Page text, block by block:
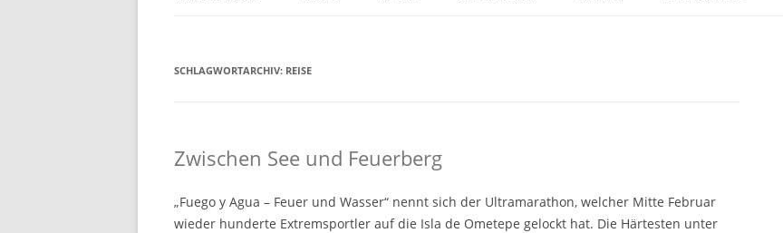
SCHLAGWORTARCHIV: REISE
Zwischen See und Feuerberg
„Fuego y Agua – Feuer und Wasser“ nennt sich der Ultramarathon, welcher Mitte Februar
wieder hunderte Extremsportler auf die Isla de Ometepe gelockt hat. Die Härtesten unter